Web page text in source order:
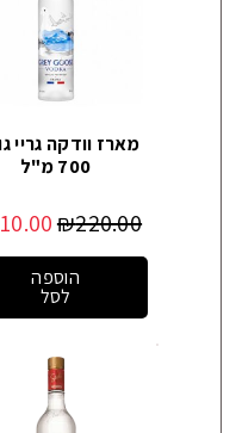
מארז וודקה גריי
700 מ"ל
₪220.00
הוספה
לסל